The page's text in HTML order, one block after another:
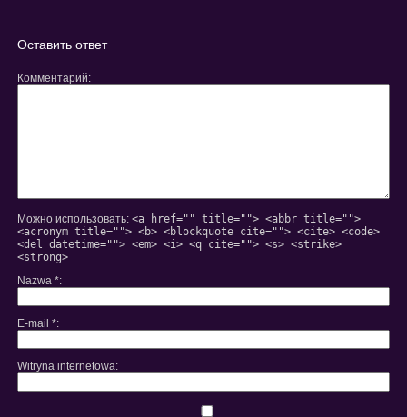
Оставить ответ
Комментарий
Можно использовать: <a href="" title=""> <abbr title="">
<acronym title=""> <b> <blockquote cite=""> <cite> <code>
<del datetime=""> <em> <i> <q cite=""> <s> <strike>
<strong>
Nazwa *
E-mail *
Witryna internetowa